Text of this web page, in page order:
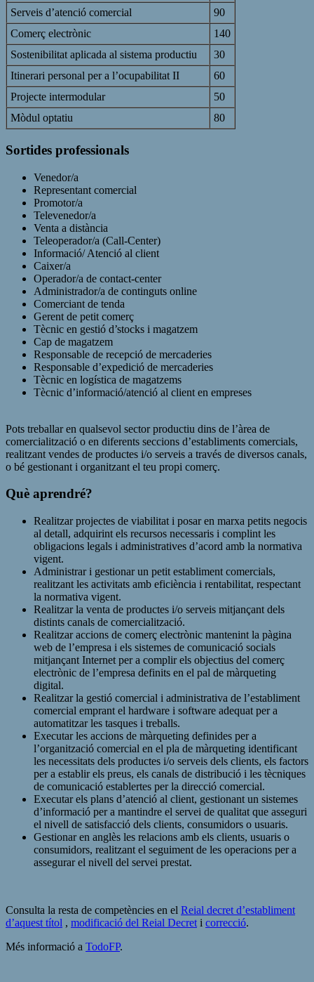
Serveis d’atenció comercial
90
Comerç electrònic
140
Sostenibilitat aplicada al sistema productiu
30
Itinerari personal per a l’ocupabilitat II
60
Projecte intermodular
50
Mòdul optatiu
80
Sortides professionals
Venedor/a
Representant comercial
Promotor/a
Televenedor/a
Venta a distància
Teleoperador/a (Call-Center)
Informació/ Atenció al client
Caixer/a
Operador/a de contact-center
Administrador/a de continguts online
Comerciant de tenda
Gerent de petit comerç
Tècnic en gestió d’stocks i magatzem
Cap de magatzem
Responsable de recepció de mercaderies
Responsable d’expedició de mercaderies
Tècnic en logística de magatzems
Tècnic d’informació/atenció al client en empreses
Pots treballar en qualsevol sector productiu dins de l’àrea de
comercialització o en diferents seccions d’establiments comercials,
realitzant vendes de productes i/o serveis a través de diversos canals,
o bé gestionant i organitzant el teu propi comerç.
Què aprendré?
Realitzar projectes de viabilitat i posar en marxa petits negocis
al detall, adquirint els recursos necessaris i complint les
obligacions legals i administratives d’acord amb la normativa
vigent.
Administrar i gestionar un petit establiment comercials,
realitzant les activitats amb eficiència i rentabilitat, respectant
la normativa vigent.
Realitzar la venta de productes i/o serveis mitjançant dels
distints canals de comercialització.
Realitzar accions de comerç electrònic mantenint la pàgina
web de l’empresa i els sistemes de comunicació socials
mitjançant Internet per a complir els objectius del comerç
electrònic de l’empresa definits en el pal de màrqueting
digital.
Realitzar la gestió comercial i administrativa de l’establiment
comercial emprant el hardware i software adequat per a
automatitzar les tasques i treballs.
Executar les accions de màrqueting definides per a
l’organització comercial en el pla de màrqueting identificant
les necessitats dels productes i/o serveis dels clients, els factors
per a establir els preus, els canals de distribució i les tècniques
de comunicació establertes per la direcció comercial.
Executar els plans d’atenció al client, gestionant un sistemes
d’informació per a mantindre el servei de qualitat que asseguri
el nivell de satisfacció dels clients, consumidors o usuaris.
Gestionar en anglès les relacions amb els clients, usuaris o
consumidors, realitzant el seguiment de les operacions per a
assegurar el nivell del servei prestat.
Consulta la resta de competències en el Reial decret d’establiment
d’aquest títol , modificació del Reial Decret i correcció.
Més informació a TodoFP.